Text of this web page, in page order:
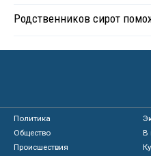
Родственников сирот
Политика
Общество
В
Происшествия